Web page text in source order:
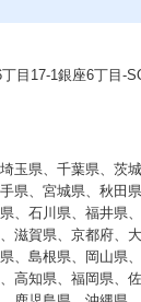
目17-1銀座6丁目-
玉県、千葉県、茨
県、宮城県、秋田
、石川県、福井県
滋賀県、京都府、
、島根県、岡山県
高知県、福岡県、